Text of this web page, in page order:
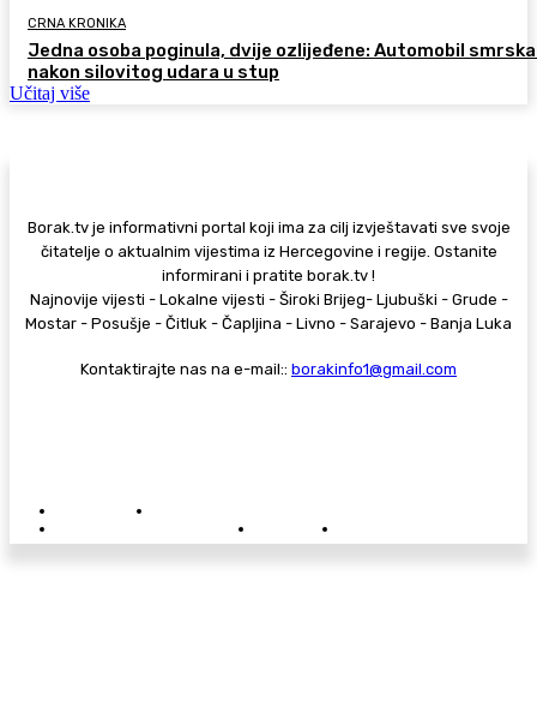
CRNA KRONIKA
Jedna osoba poginula, dvije ozlijeđene: Automobil
nakon silovitog udara u stup
Učitaj više
Borak.tv je informativni portal koji ima za cilj izvještavati sve svoje
čitatelje o aktualnim vijestima iz Hercegovine i regije. Ostanite
informirani i pratite borak.tv !
Najnovije vijesti - Lokalne vijesti - Široki Brijeg- Ljubuški - Grude -
Mostar - Posušje - Čitluk - Čapljina - Livno - Sarajevo - Banja Luka
Kontaktirajte nas na e-mail:: borakinfo1@gmail.com